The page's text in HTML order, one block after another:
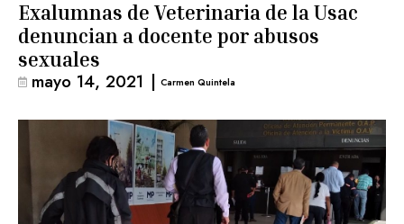
Exalumnas de Veterinaria de la Usac
denuncian a docente por abusos
sexuales
mayo 14, 2021 | Carmen Quintela